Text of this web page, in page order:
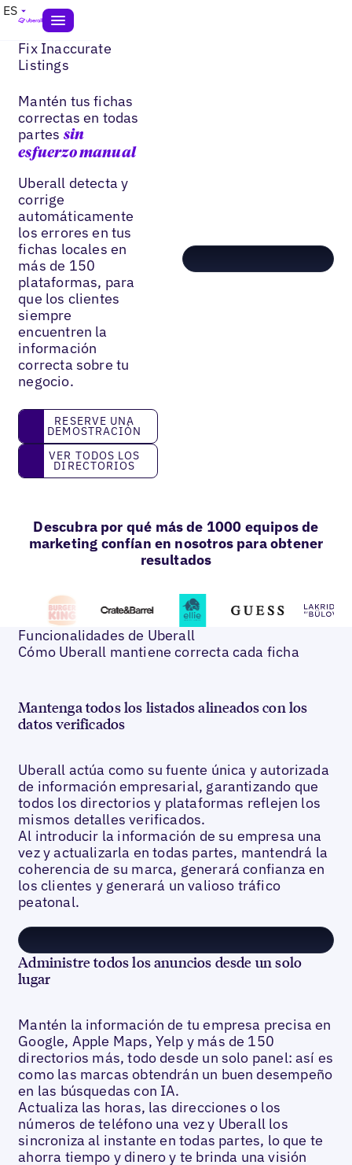
ES
Fix Inaccurate
Listings
Mantén tus fichas
correctas en todas
partes sin
esfuerzo manual
Uberall detecta y
corrige
automáticamente
los errores en tus
fichas locales en
más de 150
plataformas, para
que los clientes
siempre
encuentren la
información
correcta sobre tu
negocio.
reserve una demostración
RESERVE UNA
DEMOSTRACIÓN
Ver todos los directorios
VER TODOS LOS
DIRECTORIOS
Descubra por qué más de 1000 equipos de
marketing confían en nosotros para obtener
resultados
Funcionalidades de Uberall
Cómo Uberall mantiene correcta cada ficha
Mantenga todos los listados alineados con los
datos verificados
Uberall actúa como su fuente única y autorizada
de información empresarial, garantizando que
todos los directorios y plataformas reflejen los
mismos detalles verificados.
Al introducir la información de su empresa una
vez y actualizarla en todas partes, mantendrá la
coherencia de su marca, generará confianza en
los clientes y generará un valioso tráfico
peatonal.
Administre todos los anuncios desde un solo
lugar
Mantén la información de tu empresa precisa en
Google, Apple Maps, Yelp y más de 150
directorios más, todo desde un solo panel: así es
como las marcas obtendrán un buen desempeño
en las búsquedas con IA.
Actualiza las horas, las direcciones o los
números de teléfono una vez y Uberall los
sincroniza al instante en todas partes, lo que te
ahorra tiempo y dinero y te brinda una visión